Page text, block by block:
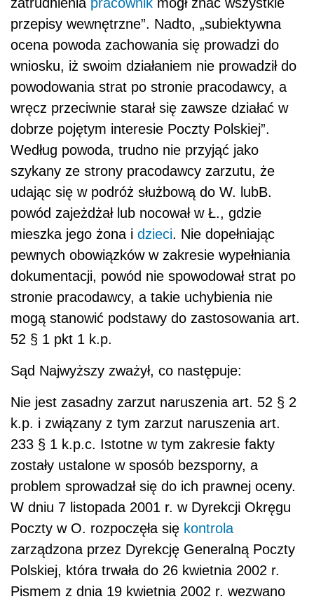
zatrudnienia pracownik mógł znać wszystkie
przepisy wewnętrzne”. Nadto, „subiektywna
ocena powoda zachowania się prowadzi do
wniosku, iż swoim działaniem nie prowadził do
powodowania strat po stronie pracodawcy, a
wręcz przeciwnie starał się zawsze działać w
dobrze pojętym interesie Poczty Polskiej”.
Według powoda, trudno nie przyjąć jako
szykany ze strony pracodawcy zarzutu, że
udając się w podróż służbową do W. lubB.
powód zajeżdżał lub nocował w Ł., gdzie
mieszka jego żona i dzieci. Nie dopełniając
pewnych obowiązków w zakresie wypełniania
dokumentacji, powód nie spowodował strat po
stronie pracodawcy, a takie uchybienia nie
mogą stanowić podstawy do zastosowania art.
52 § 1 pkt 1 k.p.
Sąd Najwyższy zważył, co następuje:
Nie jest zasadny zarzut naruszenia art. 52 § 2
k.p. i związany z tym zarzut naruszenia art.
233 § 1 k.p.c. Istotne w tym zakresie fakty
zostały ustalone w sposób bezsporny, a
problem sprowadzał się do ich prawnej oceny.
W dniu 7 listopada 2001 r. w Dyrekcji Okręgu
Poczty w O. rozpoczęła się kontrola
zarządzona przez Dyrekcję Generalną Poczty
Polskiej, która trwała do 26 kwietnia 2002 r.
Pismem z dnia 19 kwietnia 2002 r. wezwano